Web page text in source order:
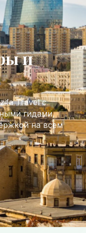
и
Travel с
гидами,
на всем